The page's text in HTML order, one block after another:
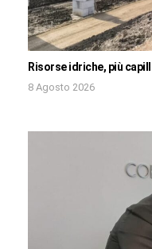
Risorse idriche, più
8 Agosto 2026